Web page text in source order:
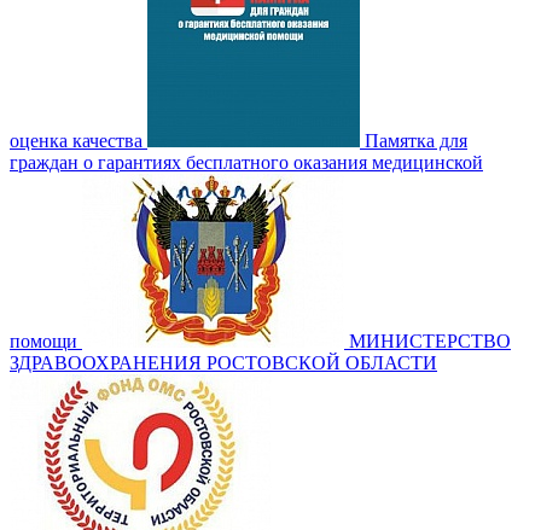
оценка качества
Памятка для
граждан о гарантиях бесплатного оказания медицинской
помощи
МИНИСТЕРСТВО
ЗДРАВООХРАНЕНИЯ РОСТОВСКОЙ ОБЛАСТИ